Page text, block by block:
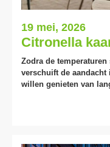
19 mei, 2026
Citronella
Zodra de
verschuift de aandacht
willen genieten van